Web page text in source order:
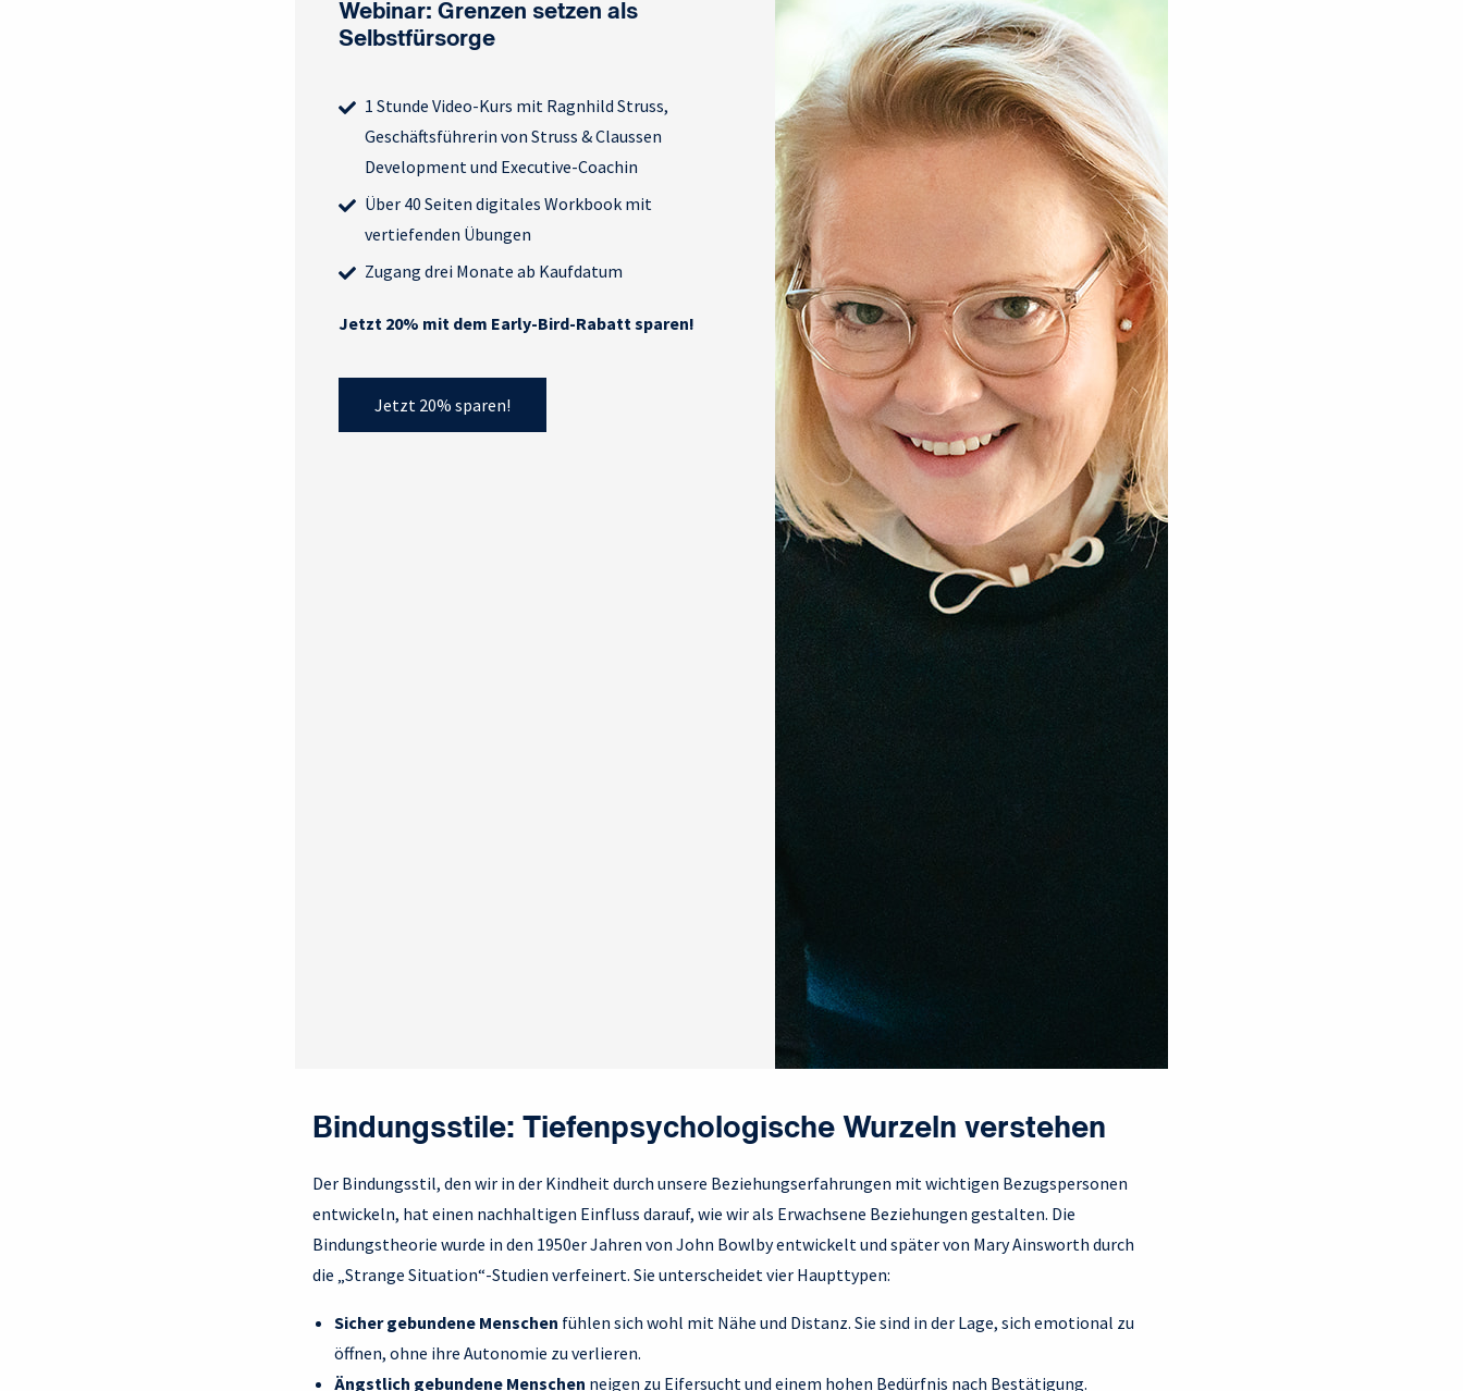
Webinar: Grenzen setzen als
Selbstfürsorge
1 Stunde Video-Kurs mit Ragnhild Struss,
Geschäftsführerin von Struss & Claussen
Development und Executive-Coachin
Über 40 Seiten digitales Workbook mit
vertiefenden Übungen
Zugang drei Monate ab Kaufdatum
Jetzt 20% mit dem Early-Bird-Rabatt sparen!
Jetzt 20% sparen!
Bindungsstile: Tiefenpsychologische Wurzeln verstehen
Der Bindungsstil, den wir in der Kindheit durch unsere Beziehungserfahrungen mit wichtigen Bezugspersonen
entwickeln, hat einen nachhaltigen Einfluss darauf, wie wir als Erwachsene Beziehungen gestalten. Die
Bindungstheorie wurde in den 1950er Jahren von John Bowlby entwickelt und später von Mary Ainsworth durch
die „Strange Situation“-Studien verfeinert. Sie unterscheidet vier Haupttypen:
Sicher gebundene Menschen fühlen sich wohl mit Nähe und Distanz. Sie sind in der Lage, sich emotional zu
öffnen, ohne ihre Autonomie zu verlieren.
Ängstlich gebundene Menschen neigen zu Eifersucht und einem hohen Bedürfnis nach Bestätigung.